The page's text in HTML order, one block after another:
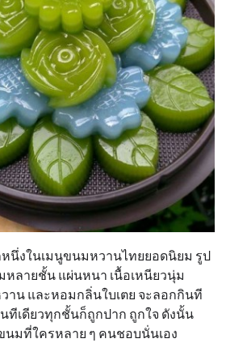
นึ่งในเมนูขนมหวานไทยยอดนิยม รูป
หลายชั้น แผ่นหนา เนื้อเหนียวนุ่ม
าน และหอมกลิ่นใบเตย จะลอกกินที
ทีเดียวทุกชั้นก็ถูกปาก ถูกใจ ดังนั้น
มที่ใครหลาย ๆ คนชอบนั่นเอง